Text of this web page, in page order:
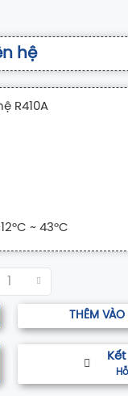
hệ
R410A
~ 43°C
THÊM